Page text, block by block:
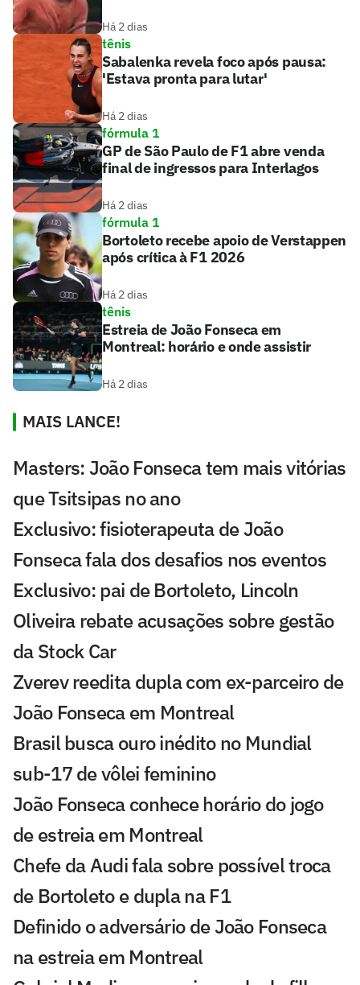
Há 2 dias
tênis
Sabalenka revela foco após pausa:
'Estava pronta para lutar'
Há 2 dias
fórmula 1
GP de São Paulo de F1 abre venda
final de ingressos para Interlagos
Há 2 dias
fórmula 1
Bortoleto recebe apoio de Verstappen
após crítica à F1 2026
Há 2 dias
tênis
Estreia de João Fonseca em
Montreal: horário e onde assistir
Há 2 dias
MAIS LANCE!
Masters: João Fonseca tem mais vitórias
que Tsitsipas no ano
Exclusivo: fisioterapeuta de João
Fonseca fala dos desafios nos eventos
Exclusivo: pai de Bortoleto, Lincoln
Oliveira rebate acusações sobre gestão
da Stock Car
Zverev reedita dupla com ex-parceiro de
João Fonseca em Montreal
Brasil busca ouro inédito no Mundial
sub-17 de vôlei feminino
João Fonseca conhece horário do jogo
de estreia em Montreal
Chefe da Audi fala sobre possível troca
de Bortoleto e dupla na F1
Definido o adversário de João Fonseca
na estreia em Montreal